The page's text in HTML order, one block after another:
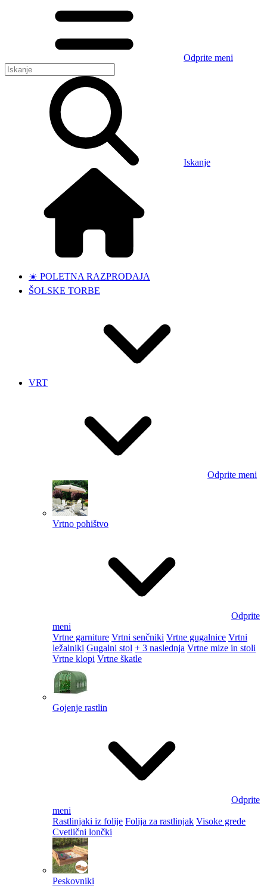
Odprite meni
Iskanje
☀️ POLETNA RAZPRODAJA
ŠOLSKE TORBE
VRT
Odprite meni
Vrtno pohištvo
Odprite
meni
Vrtne garniture Vrtni senčniki Vrtne gugalnice Vrtni
ležalniki Gugalni stol + 3 naslednja Vrtne mize in stoli
Vrtne klopi Vrtne škatle
Gojenje rastlin
Odprite
meni
Rastlinjaki iz folije Folija za rastlinjak Visoke grede
Cvetlični lončki
Peskovniki